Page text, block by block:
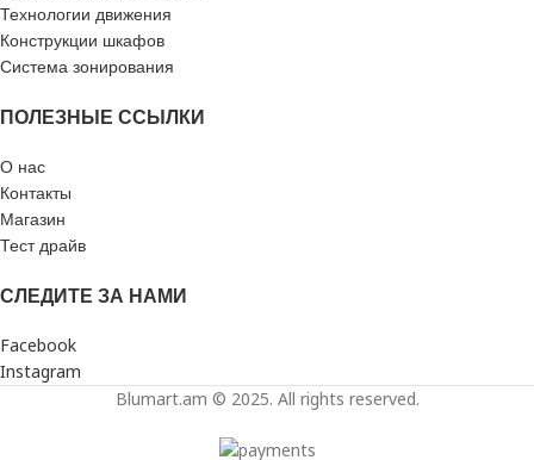
Технологии движения
Конструкции шкафов
Система зонирования
ПОЛЕЗНЫЕ ССЫЛКИ
О нас
Контакты
Магазин
Тест драйв
СЛЕДИТЕ ЗА НАМИ
Facebook
Instagram
Blumart.am © 2025. All rights reserved.